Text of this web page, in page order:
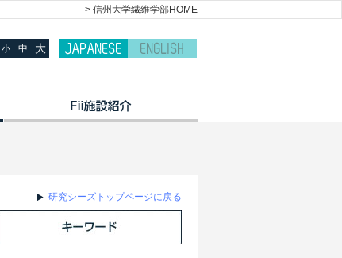
> 信州大学繊維学部HOME
小 中 大
研究シーズトップページに戻る